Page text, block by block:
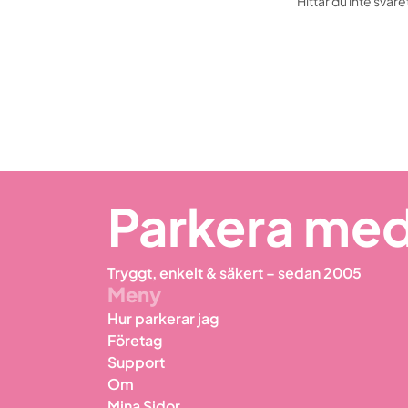
Parkera
Tryggt, enkelt & säkert – sedan 2005
Meny
Hur parkerar jag
Företag
Support
Om